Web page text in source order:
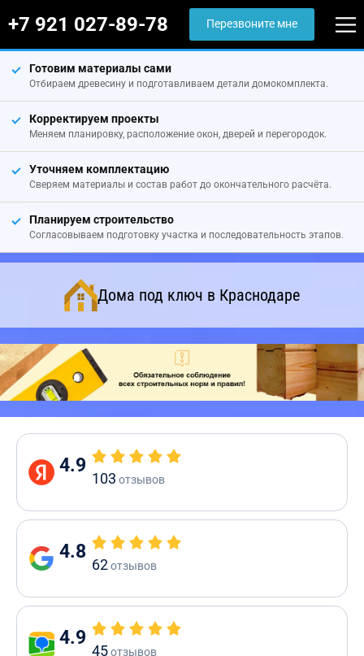
+7 921 027-89-78 Перезвоните мне
Готовим материалы сами
Отбираем древесину и подготавливаем детали домокомплекта.
Корректируем проекты
Меняем планировку, расположение окон, дверей и перегородок.
Уточняем комплектацию
Сверяем материалы и состав работ до окончательного расчёта.
Планируем строительство
Согласовываем подготовку участка и последовательность этапов.
Дома под ключ в Краснодаре
4.9
103 отзывов
4.8
62отзывов
4.9
45отзывов